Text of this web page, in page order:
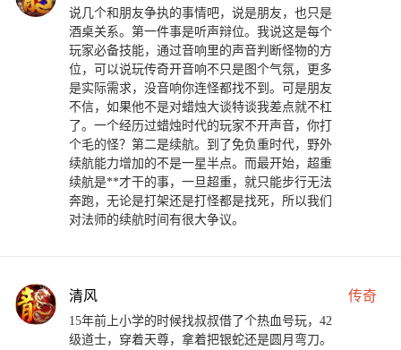
说几个和朋友争执的事情吧，说是朋友，也只是
酒桌关系。第一件事是听声辩位。我说这是每个
玩家必备技能，通过音响里的声音判断怪物的方
位，可以说玩传奇开音响不只是图个气氛，更多
是实际需求，没音响你连怪都找不到。可是朋友
不信，如果他不是对蜡烛大谈特谈我差点就不杠
了。一个经历过蜡烛时代的玩家不开声音，你打
个毛的怪？第二是续航。到了免负重时代，野外
续航能力增加的不是一星半点。而最开始，超重
续航是**才干的事，一旦超重，就只能步行无法
奔跑，无论是打架还是打怪都是找死，所以我们
对法师的续航时间有很大争议。
清风 传奇
15年前上小学的时候找叔叔借了个热血号玩，42
级道士，穿着天尊，拿着把银蛇还是圆月弯刀。